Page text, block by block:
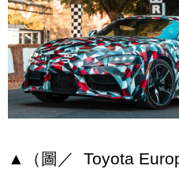
▲（圖／ Toyota